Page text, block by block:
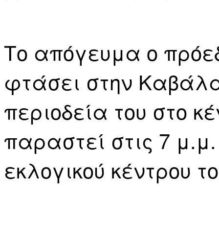
Το απόγευμα ο
φτάσει στην
περιοδεία του στο
παραστεί στις 7
εκλογικού κέντρου